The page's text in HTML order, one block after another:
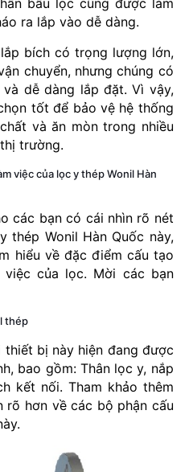
bầu lọc cũng được làm
ra lắp vào dễ dàng.
bích có trọng lượng lớn,
chuyển, nhưng chúng có
dễ dàng lắp đặt. Vì vậy,
tốt để bảo vệ hệ thống
và ăn mòn trong nhiều
trường.
việc của lọc y thép Wonil Hàn
các bạn có cái nhìn rõ nét
thép Wonil Hàn Quốc này,
hiểu về đặc điểm cấu tạo
của lọc. Mời các bạn
thép
bị này hiện đang được
bao gồm: Thân lọc y, nắp
kết nối. Tham khảo thêm
rõ hơn về các bộ phận cấu